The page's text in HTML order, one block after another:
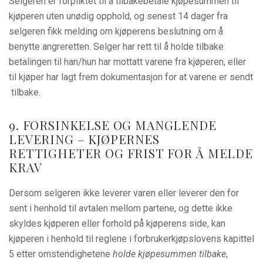
kjøperen uten unødig opphold, og senest 14 dager fra
selgeren fikk melding om kjøperens beslutning om å
benytte angreretten. Selger har rett til å holde tilbake
betalingen til han/hun har mottatt varene fra kjøperen, eller
til kjøper har lagt frem dokumentasjon for at varene er sendt
tilbake.
9. FORSINKELSE OG MANGLENDE
LEVERING – KJØPERNES
RETTIGHETER OG FRIST FOR Å MELDE
KRAV
Dersom selgeren ikke leverer varen eller leverer den for
sent i henhold til avtalen mellom partene, og dette ikke
skyldes kjøperen eller forhold på kjøperens side, kan
kjøperen i henhold til reglene i forbrukerkjøpslovens kapittel
5 etter omstendighetene holde kjøpesummen tilbake,